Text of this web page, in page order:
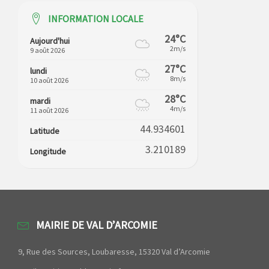
INFORMATION LOCALE
Aujourd'hui
9 août 2026
24°C
2m/s
lundi
10 août 2026
27°C
8m/s
mardi
11 août 2026
28°C
4m/s
Latitude 44.934601
Longitude 3.210189
MAIRIE DE VAL D’ARCOMIE
9, Rue des Sources, Loubaresse, 15320 Val d’Arcomie